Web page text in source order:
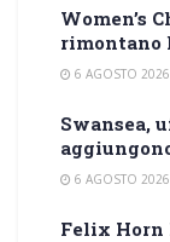
Women’s
rimontano
6 AGOSTO 2026
Swansea,
6 AGOSTO 2026
Felix Horn